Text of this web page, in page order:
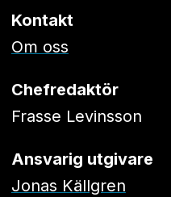
Kontakt
Om oss
Chefredaktör
Frasse Levinsson
Ansvarig utgivare
Jonas Källgren